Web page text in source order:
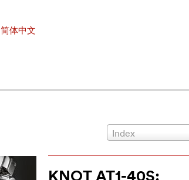
简体中文
Index
KNOT AT1-40S: